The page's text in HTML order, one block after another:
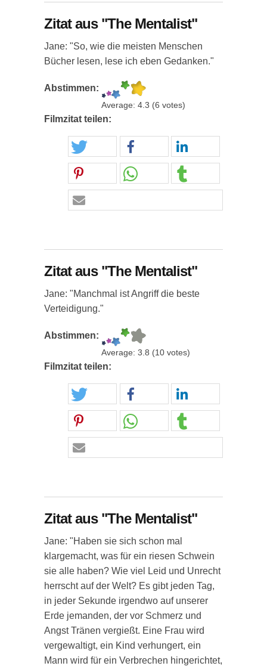
Zitat aus "The Mentalist"
Jane: "So, wie die meisten Menschen
Bücher lesen, lese ich eben Gedanken."
Abstimmen:
Average: 4.3 (6 votes)
Filmzitat teilen:
Zitat aus "The Mentalist"
Jane: "Manchmal ist Angriff die beste
Verteidigung."
Abstimmen:
Average: 3.8 (10 votes)
Filmzitat teilen:
Zitat aus "The Mentalist"
Jane: "Haben sie sich schon mal
klargemacht, was für ein riesen Schwein
sie alle haben? Wie viel Leid und Unrecht
herrscht auf der Welt? Es gibt jeden Tag,
in jeder Sekunde irgendwo auf unserer
Erde jemanden, der vor Schmerz und
Angst Tränen vergießt. Eine Frau wird
vergewaltigt, ein Kind verhungert, ein
Mann wird für ein Verbrechen hingerichtet,